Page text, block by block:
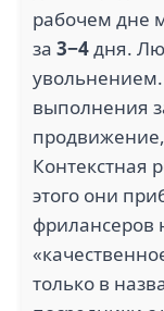
рабочем дне
за 3−4дня.
выполнения
продвижение,
Контекстная
этого они
фрилансеров
только в